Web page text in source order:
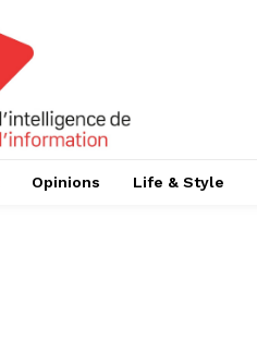
Opinions Life & Style